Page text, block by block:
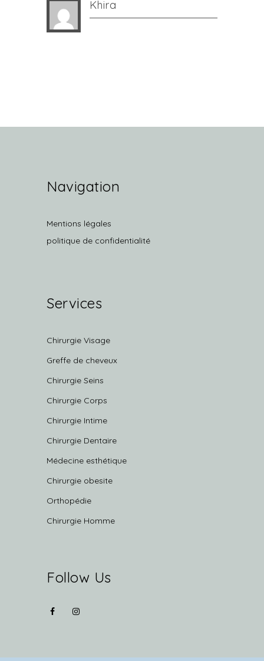
Khira
Navigation
Mentions légales
politique de confidentialité
Services
Chirurgie Visage
Greffe de cheveux
Chirurgie Seins
Chirurgie Corps
Chirurgie Intime
Chirurgie Dentaire
Médecine esthétique
Chirurgie obesite
Orthopédie
Chirurgie Homme
Follow Us